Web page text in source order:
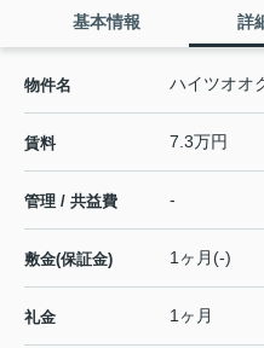
基本情報 詳
物件名 ハイツオオ
賃料 7.3万円
管理 / 共益費 -
敷金(保証金) 1ヶ月(-)
礼金 1ヶ月